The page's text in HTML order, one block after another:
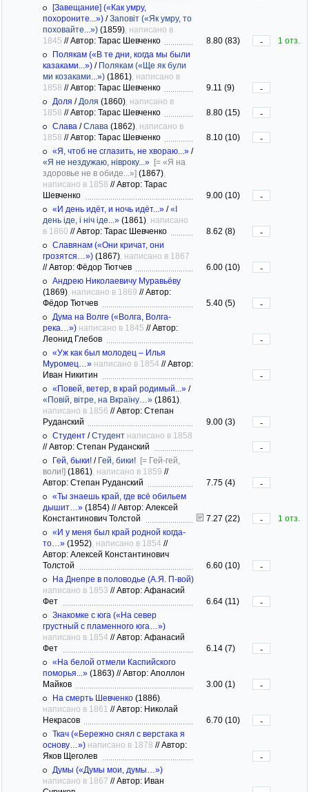
[Завещание] («Как умру,
похороните...») /Заповіт («Як умру, то
поховайте...») (1859) , написано в
1845 //Автор: Тарас Шевченко 8.80 (83) -
1 отз.
Полякам («В те дни, когда мы были
казаками...») / Полякам («Ще як були
ми козаками...») (1861) , написано в
1858 //Автор: Тарас Шевченко 9.11 (9)
-
Доля / Доля (1860) , написано в
1858 //Автор: Тарас Шевченко 8.80 (15)
-
Слава /Слава (1862) , написано в
1858 //Автор: Тарас Шевченко 8.10 (10)
-
«Я, чтоб не сглазить, не хвораю...» /
«Я не нездужаю, нівроку...» [= «Я на
здоровье не в обиде...»] (1867)
написано в 1858 //Автор: Тарас
Шевченко
9.00 (10)
-
«И день идёт, и ночь идёт...» /«І
день іде, і ніч іде...» (1861) , написано
в 1860 //Автор: Тарас Шевченко 8.62 (8)
-
Славянам («Они кричат, они
грозятся…») (1867) , написано в 1867
//Автор: Фёдор Тютчев 6.00 (10)
-
Андрею Николаевичу Муравьёву
(1869) , написано в 1869 //Автор:
Фёдор Тютчев
5.40 (5)
-
Дума на Волге («Волга, Волга-
река…») написано в 1845 //Автор:
Леонид Глебов
-
«Уж как был молодец – Илья
Муромец…» написано в 1854 //Автор:
Иван Никитин
-
«Повей, ветер, в край родимый...» /
«Повій, вітре, на Вкраїну…» (1861)
написано в 1856 //Автор: Степан
Руданский
9.00 (3)
-
Студент /Студент написано в 1858
//Автор: Степан Руданский
-
Гей, быки! / Гей, бики! [= Гей-гей,
воли!] (1861) , написано в 1859 //
Автор: Степан Руданский
7.75 (4)
-
«Ты знаешь край, где всё обильем
дышит…» (1854) //Автор: Алексей
Константинович Толстой
7.27 (22) -
1 отз.
«И у меня был край родной когда-
то…» (1952) , написано в 1854 //
Автор: Алексей Константинович
Толстой
6.60 (10)
-
На Днепре в половодье (А.Я. П-вой)
написано в 1853 //Автор: Афанасий
Фет
6.64 (11)
-
Знакомке с юга («На север
грустный с пламенного юга…»)
написано в 1854 //Автор: Афанасий
Фет
6.14 (7)
-
«На белой отмели Каспийского
поморья...» (1863) //Автор: Аполлон
Майков
3.00 (1)
-
На смерть Шевченко (1886)
написано в 1861 //Автор: Николай
Некрасов
6.70 (10)
-
Ткач («Бережно снял с верстака я
основу…») написано в 1878 //Автор:
Яков Щеголев
-
Думы («Думы мои, думы…»)
написано в 1867 //Автор: Иван